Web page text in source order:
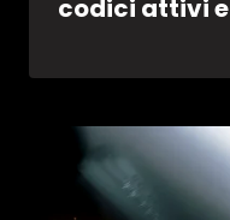
codici attivi